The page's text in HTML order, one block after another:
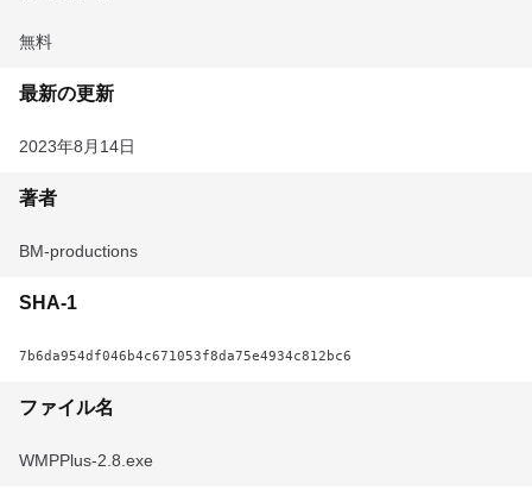
無料
最新の更新
2023年8月14日
著者
BM-productions
SHA-1
7b6da954df046b4c671053f8da75e4934c812bc6
ファイル名
WMPPlus-2.8.exe